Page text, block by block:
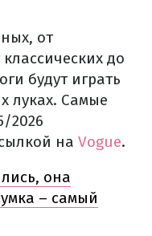
от
до
будут играть
луках. Самые
2026
на Vogue.
она
– самый